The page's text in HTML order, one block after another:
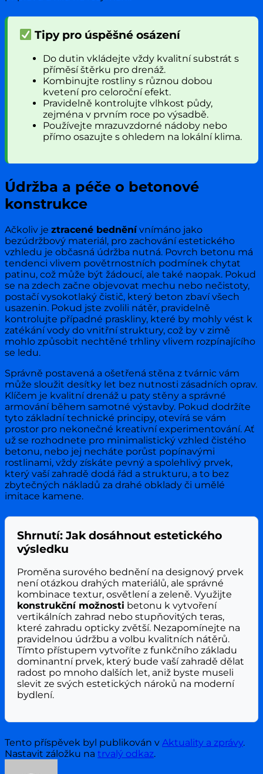
Tipy pro úspěšné osázení
Do dutin vkládejte vždy kvalitní substrát s
příměsí štěrku pro drenáž.
Kombinujte rostliny s různou dobou
kvetení pro celoroční efekt.
Pravidelně kontrolujte vlhkost půdy,
zejména v prvním roce po výsadbě.
Používejte mrazuvzdorné nádoby nebo
přímo osazujte s ohledem na lokální klima.
Údržba a péče o betonové
konstrukce
Ačkoliv je ztracené bedněnívnímáno jako
bezúdržbový materiál, pro zachování estetického
vzhledu je občasná údržba nutná. Povrch betonu má
tendenci vlivem povětrnostních podmínek chytat
patinu, což může být žádoucí, ale také naopak. Pokud
se na zdech začne objevovat mechu nebo nečistoty,
postačí vysokotlaký čistič, který beton zbaví všech
usazenin. Pokud jste zvolili nátěr, pravidelně
kontrolujte případné praskliny, které by mohly vést k
zatékání vody do vnitřní struktury, což by v zimě
mohlo způsobit nechtěné trhliny vlivem rozpínajícího
se ledu.
Správně postavená a ošetřená stěna z tvárnic vám
může sloužit desítky let bez nutnosti zásadních oprav.
Klíčem je kvalitní drenáž u paty stěny a správné
armování během samotné výstavby. Pokud dodržíte
tyto základní technické principy, otevírá se vám
prostor pro nekonečné kreativní experimentování. Ať
už se rozhodnete pro minimalistický vzhled čistého
betonu, nebo jej necháte porůst popínavými
rostlinami, vždy získáte pevný a spolehlivý prvek,
který vaší zahradě dodá řád a strukturu, a to bez
zbytečných nákladů za drahé obklady či umělé
imitace kamene.
Shrnutí: Jak dosáhnout estetického
výsledku
Proměna surového bednění na designový prvek
není otázkou drahých materiálů, ale správné
kombinace textur, osvětlení a zeleně. Využijte
konstrukční možnosti betonu k vytvoření
vertikálních zahrad nebo stupňovitých teras,
které zahradu opticky zvětší. Nezapomínejte na
pravidelnou údržbu a volbu kvalitních nátěrů.
Tímto přístupem vytvoříte z funkčního základu
dominantní prvek, který bude vaší zahradě dělat
radost po mnoho dalších let, aniž byste museli
slevit ze svých estetických nároků na moderní
bydlení.
Tento příspěvek byl publikován v Aktuality a zprávy.
Nastavit záložku na trvalý odkaz.